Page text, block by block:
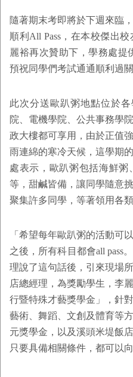
隨著期末考即將於下週來臨
順利All Pass，在本校傑出
麗裕再次贊助下，學務處提
預祝同學們考試通通順利過關
此次分送歐趴粥地點位於
院、電機學院、公共事務學
政大樓都可享用，由於正值
雨連綿的寒冷天候，這學期
處表示，歐趴粥包括海鮮
等，甜鹹皆備，讓同學隨意
聚集許多同學，等著領用各
「希望每年歐趴粥的活動可
之後，所有科目都會all pass
理說了這句話後，引來現場
店總經理，為獎勵學生，李
行暨特殊才藝獎學金」，針
藝術、舞蹈、文創及體育等
元獎學金，以及溪頭米堤飯
只要具備相關條件，都可以